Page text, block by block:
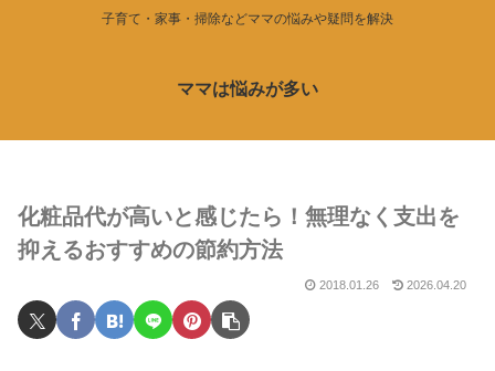
子育て・家事・掃除などママの悩みや疑問を解決
ママは悩みが多い
化粧品代が高いと感じたら！無理なく支出を
抑えるおすすめの節約方法
2018.01.26 2026.04.20